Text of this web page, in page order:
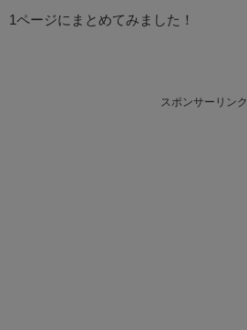
1ページにまとめてみました！
スポンサーリンク